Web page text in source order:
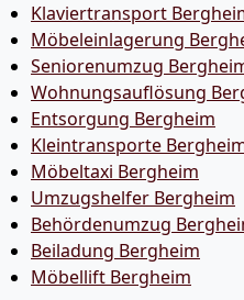
Klaviertransport
Möbeleinlagerung
Seniorenumzug
Wohnungsauflösung
Entsorgung Bergheim
Kleintransporte
Möbeltaxi Bergheim
Umzugshelfer Bergheim
Behördenumzug
Beiladung Bergheim
Möbellift Bergheim